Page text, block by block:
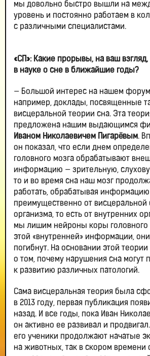
мы довольно быстро вышли на
уровень и постоянно работаем в
с различными специалистами.
«СП»: Какие прорывы, на ваш
в науке о сне в ближайшие годы?
— Большой интерес на нашем
например, доклады, посвященные
висцеральной теории сна. Эта
предложена нашим выдающимся
Иваном Николаевичем Пигарёвым.
он показал, что если днем
головного мозга обрабатывают
информацию — зрительную,
то и во время сна наш мозг
работать, обрабатывая информацию
преимущественно от
организма, то есть от внутренних
мы лишим нейроны коры головного
этой «внутренней» информации,
погибнут. На основании этой
о том, почему нарушения сна могут
к развитию различных патологий.
Сама висцеральная теория была
в 2013 году, первая публикация
назад. И все годы, пока Иван
он активно ее развивал и
его ученики продолжают начатые
на животных, так в скором времени